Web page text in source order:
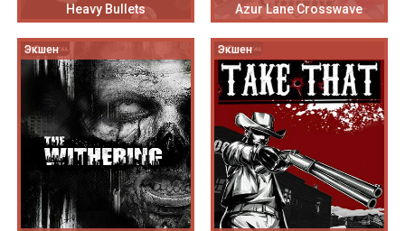
Heavy Bullets Azur Lane Crosswave
Экшен Экшен